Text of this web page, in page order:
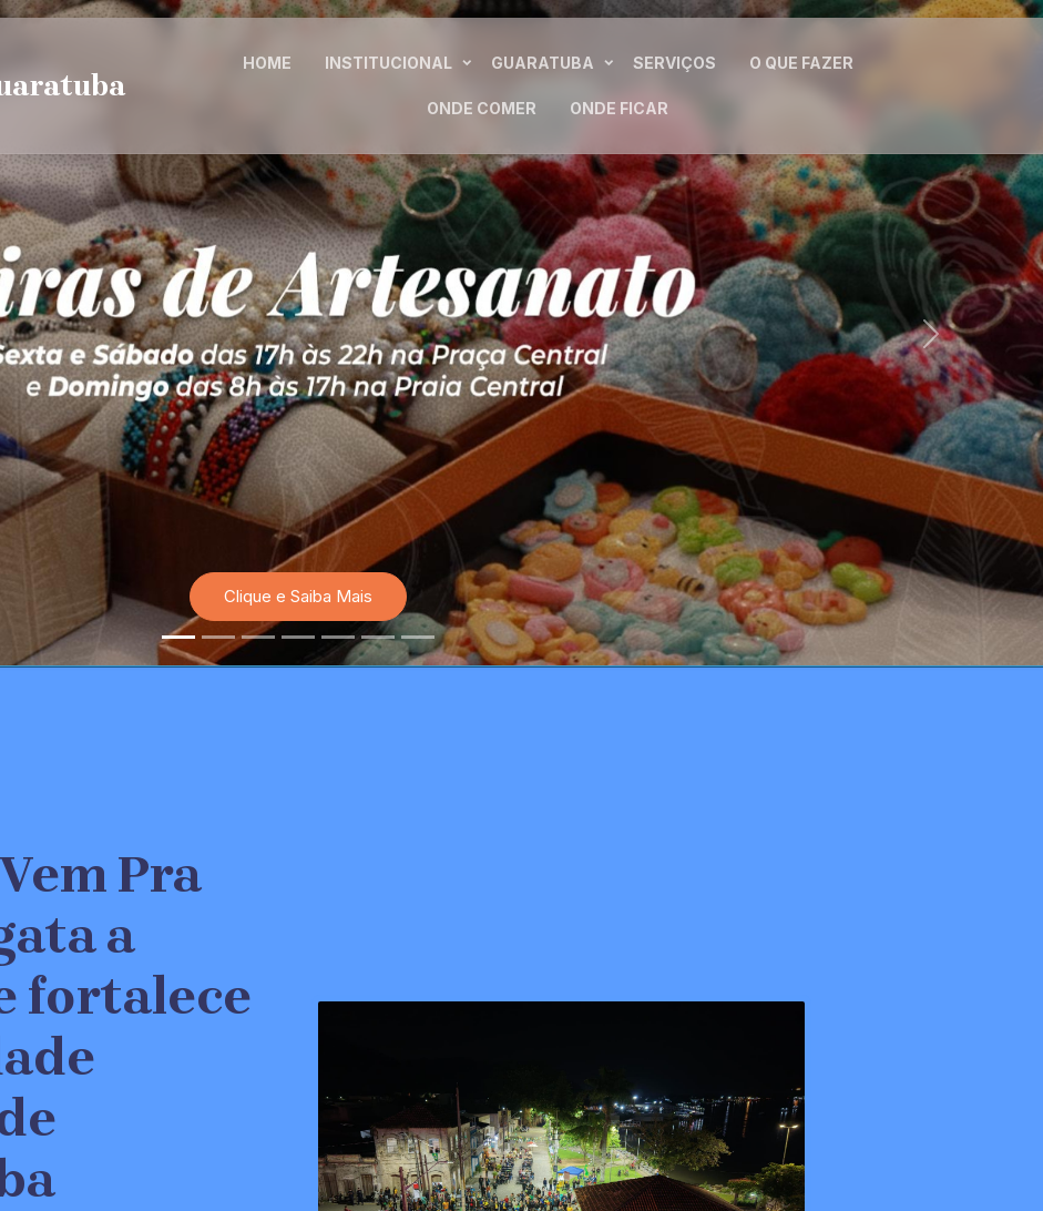
HOME INSTITUCIONAL GUARATUBA SERVIÇOS O QUE FAZER
ONDE COMER ONDE FICAR
Clique e Saiba Mais
Pra
a
fortalece